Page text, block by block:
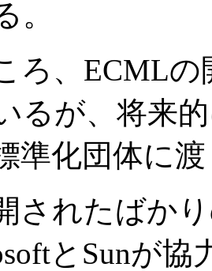
。
、ECMLの
るが、将来
準化団体に
されたばか
とSunが